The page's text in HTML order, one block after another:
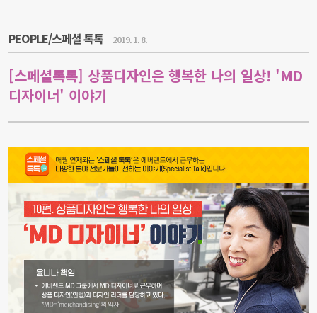
PEOPLE/스페셜 톡톡 2019. 1. 8.
[스페셜톡톡] 상품디자인은 행복한 나의 일상! 'MD
디자이너' 이야기